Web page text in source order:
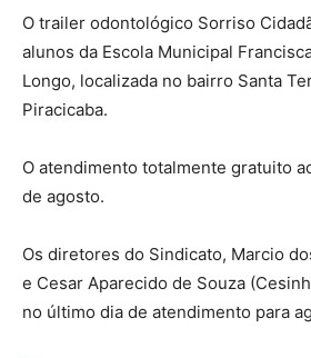
O trailer odontológico Sorriso
alunos da Escola Municipal
Longo, localizada no bairro Santa
Piracicaba.
O atendimento totalmente gratuito
de agosto.
Os diretores do Sindicato, Marcio
e Cesar Aparecido de Souza
no último dia de atendimento para